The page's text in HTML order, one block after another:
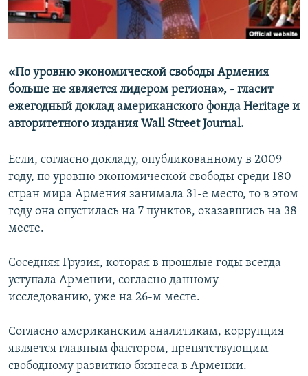
Русский
«По уровню экономической свободы Армения
больше не является лидером региона», - гласит
ежегодный доклад американского фонда Heritage и
авторитетного издания Wall Street Journal.
Если, согласно докладу, опубликованному в 2009
году, по уровню экономической свободы среди 180
стран мира Армения занимала 31-е место, то в этом
году она опустилась на 7 пунктов, оказавшись на 38
месте.
Соседняя Грузия, которая в прошлые годы всегда
уступала Армении, согласно данному
исследованию, уже на 26-м месте.
Согласно американским аналитикам, коррупция
является главным фактором, препятствующим
свободному развитию бизнеса в Армении.